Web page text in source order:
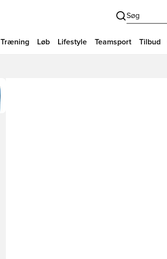
Søg
Træning Løb Lifestyle Teamsport Tilbud